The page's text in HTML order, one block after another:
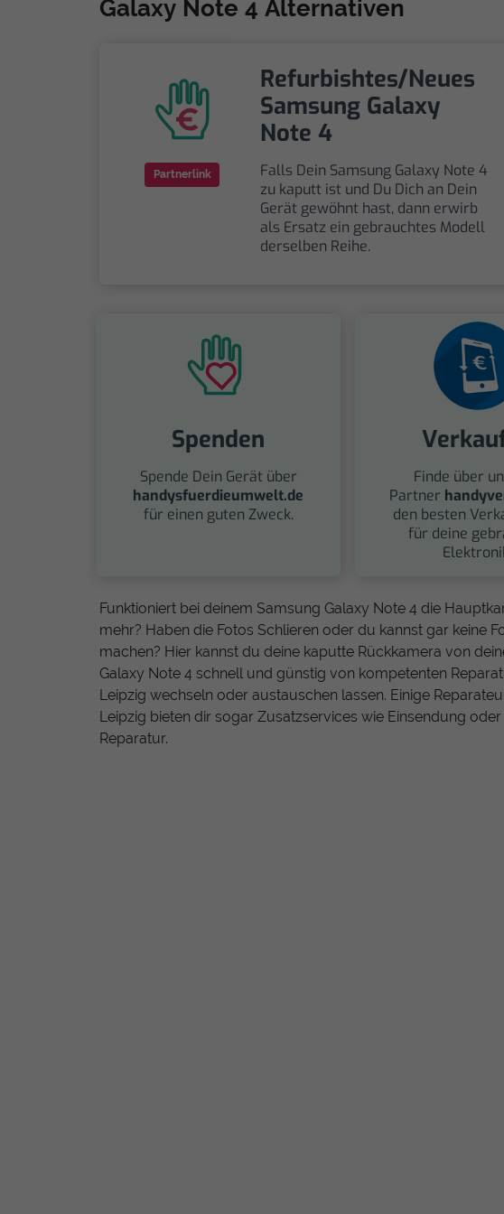
Galaxy Note 4 Alternativen
Partnerlink
Refurbishtes/Neues
Samsung Galaxy
Note 4
Falls Dein Samsung Galaxy Note 4
zu kaputt ist und Du Dich an Dein
Gerät gewöhnt hast, dann erwirb
als Ersatz ein gebrauchtes Modell
derselben Reihe.
Spenden
Spende Dein Gerät über
handysfuerdieumwelt.de
für einen guten Zweck.
Finde über
Partner
den besten
für deine
Funktioniert bei deinem Samsung Galaxy Note 4 die
mehr? Haben die Fotos Schlieren oder du kannst gar keine
machen? Hier kannst du deine kaputte Rückkamera von
Galaxy Note 4 schnell und günstig von kompetenten
Leipzig wechseln oder austauschen lassen. Einige
Leipzig bieten dir sogar Zusatzservices wie Einsendung
Reparatur.